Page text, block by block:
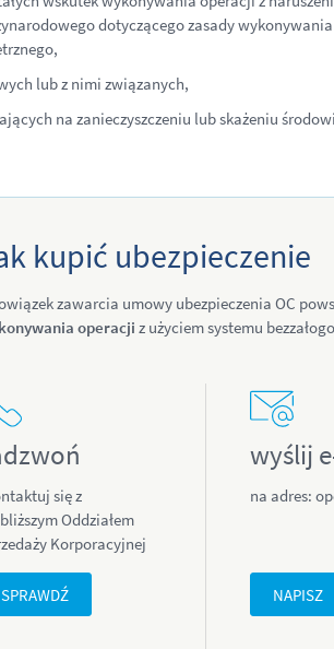
dotyczącego zasady
lub z nimi związanych,
na zanieczyszczeniu lub skażeniu
kupić ubezpieczenie
zawarcia umowy ubezpieczenia OC
operacji z użyciem systemu
się z
Oddziałem
Korporacyjnej
SPRAWDŹ
wyślij
na adres:
NAPISZ